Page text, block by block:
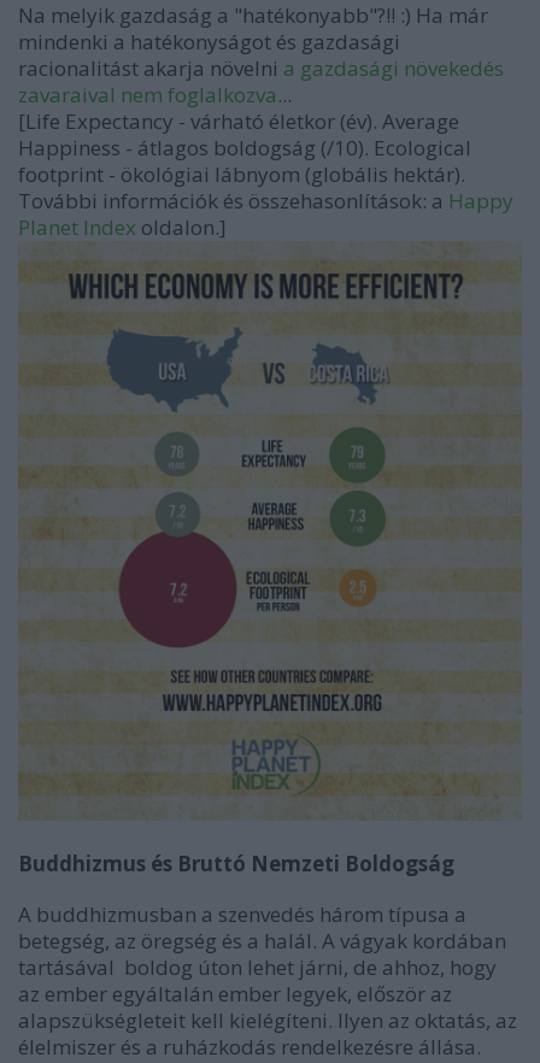
Na melyik gazdaság a "hatékonyabb"?!! :) Ha már
mindenki a hatékonyságot és gazdasági
racionalitást akarja növelni a gazdasági növekedés
zavaraival nem foglalkozva...
[Life Expectancy - várható életkor (év). Average
Happiness - átlagos boldogság (/10). Ecological
footprint - ökológiai lábnyom (globális hektár).
További információk és összehasonlítások: a Happy
Planet Index oldalon.]
Buddhizmus és Bruttó Nemzeti Boldogság
A buddhizmusban a szenvedés három típusa a
betegség, az öregség és a halál. A vágyak kordában
tartásával boldog úton lehet járni, de ahhoz, hogy
az ember egyáltalán ember legyek, először az
alapszükségleteit kell kielégíteni. Ilyen az oktatás, az
élelmiszer és a ruházkodás rendelkezésre állása.